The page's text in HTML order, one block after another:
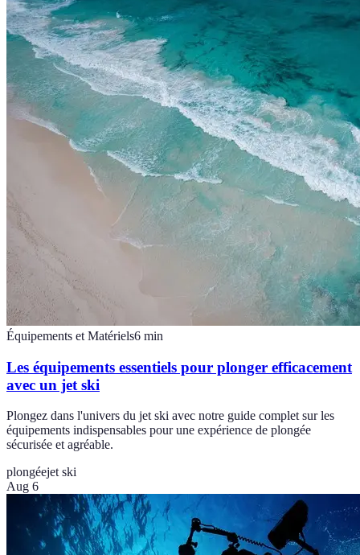
Équipements et Matériels6 min
Les équipements essentiels pour plonger efficacement
avec un jet ski
Plongez dans l'univers du jet ski avec notre guide complet sur les
équipements indispensables pour une expérience de plongée
sécurisée et agréable.
plongéejet ski
Aug 6